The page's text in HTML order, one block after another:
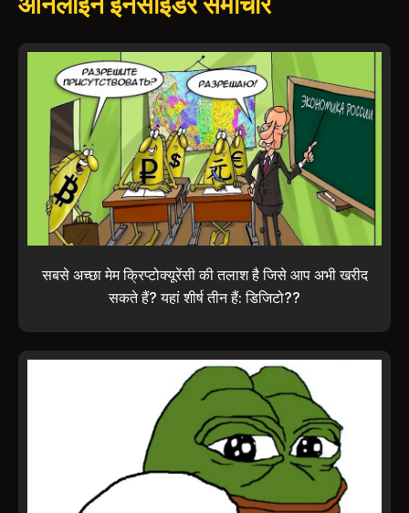
सबसे अच्छा मेम क्रिप्टोक्यूरेंसी की तलाश है जिसे आप अभी खरीद
सकते हैं? यहां शीर्ष तीन हैं: डिजिटो??